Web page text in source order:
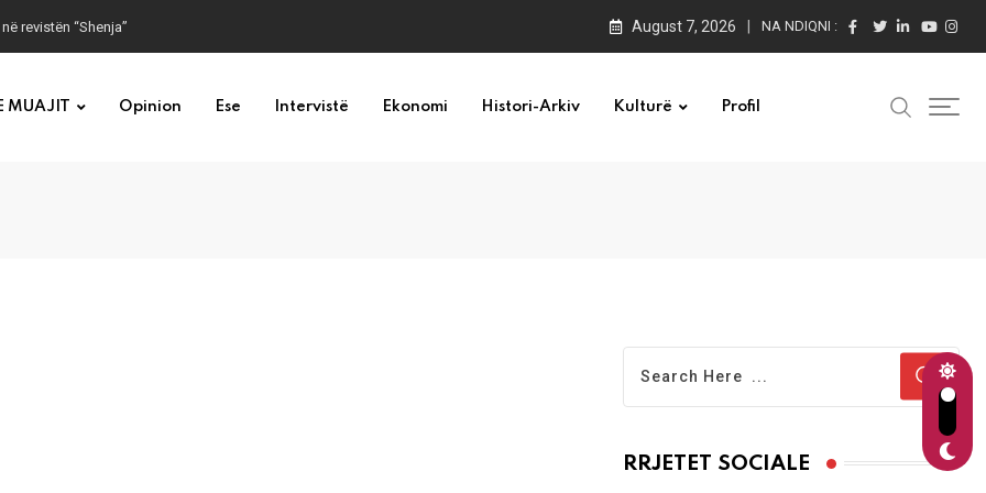
revistën “Shenja” August 7, 2026 NA NDIQNI :
MUAJIT Opinion Ese Intervistë Ekonomi Histori-Arkiv Kulturë Profil
RRJETET SOCIALE